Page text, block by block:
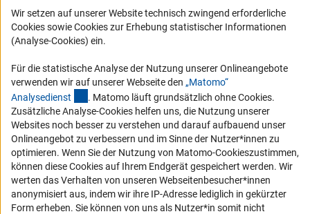
Compliance
Vergabeverfahren
Service und Informationen für Menschen mit Behinderungen
Erklärung zur Barrierefreiheit
Barriere melden
DFG-aktuell
Erhalten Sie Neuigkeiten aus der DFG direkt in Ihr Mailpostfach oder
schauen Sie sich die Ausgaben online an.
Wir setzen auf unserer Website technisch zwingend erforderliche
Cookies sowie Cookies zur Erhebung statistischer Informationen
(Analyse-Cookies) ein.
Für die statistische Analyse der Nutzung unserer Onlineangebote
verwenden wir auf unserer Webseite den „Matomo“
Analysedienst (externer Link)
. Matomo läuft grundsätzlich ohne Cookies.
Zusätzliche Analyse-Cookies helfen uns, die Nutzung unserer
Websites noch besser zu verstehen und darauf aufbauend unser
Onlineangebot zu verbessern und im Sinne der Nutzer*innen zu
optimieren. Wenn Sie der Nutzung von Matomo-Cookieszustimmen,
können diese Cookies auf Ihrem Endgerät gespeichert werden. Wir
werten das Verhalten von unseren Webseitenbesucher*innen
anonymisiert aus, indem wir ihre IP-Adresse lediglich in gekürzter
Form erheben. Sie können von uns als Nutzer*in somit nicht